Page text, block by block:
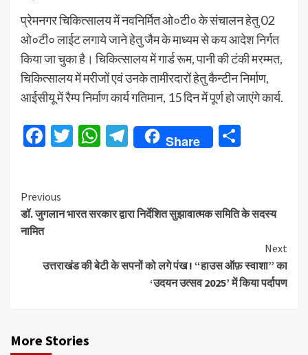
प्रेमनगर चिकित्सालय में नवनिर्मित ओ०टी० के संचालन हेतु 02
ओ०टी० लाईट लगाये जाने हेतु जैम के माध्यम से कय आदेश निर्गत
किया जा चुका है। चिकित्सालय में गार्ड रूम, पानी की टंकी मरम्मत,
चिकित्सालय में मरीजों एवं उनके तामीरदारों हेतु कैन्टीन निर्माण,
आईसीयू में रैम्प निर्माण कार्य गतिमान, 15 दिन में पूर्ण हो जाएंगे कार्य.
Facebook
TwitterWhatsApp
Telegram
Share
Continue
Reading
Previous
डॉ. जुगलान भारत सरकार द्वारा निर्देशित सुझावात्मक समिति के सदस्य
नामित
Next
उत्तराखंड की बेटी के सपनों को लगे पंख ! “हाउस ऑफ़ स्वाशा” का
‘उदयन उत्सव 2025’ में किया पर्दापण
More Stories